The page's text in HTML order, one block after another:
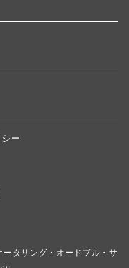
ー
ータリング・オードブル・サ